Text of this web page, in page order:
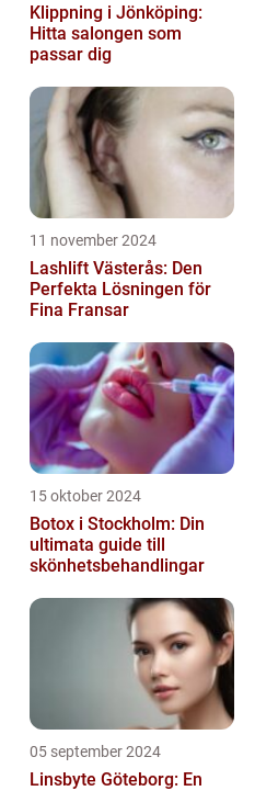
Klippning i Jönköping:
Hitta salongen som
passar dig
11 november 2024
Lashlift Västerås: Den
Perfekta Lösningen för
Fina Fransar
15 oktober 2024
Botox i Stockholm: Din
ultimata guide till
skönhetsbehandlingar
05 september 2024
Linsbyte Göteborg: En